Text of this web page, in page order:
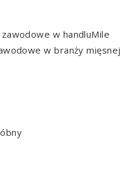
w handluMile
w branży mięsnej